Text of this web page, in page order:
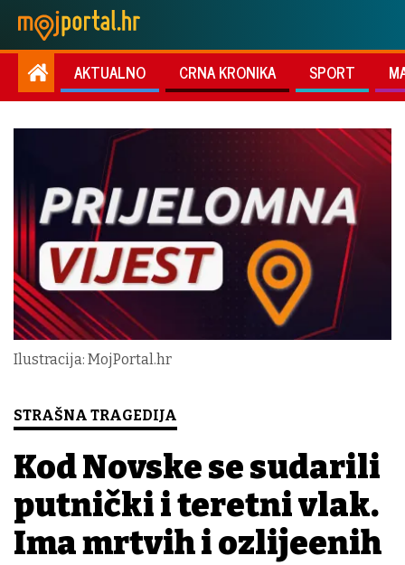
AKTUALNO CRNA KRONIKA SPORT
Ilustracija: MojPortal.hr
STRAŠNA TRAGEDIJA
Kod Novske se sudarili
putnički i teretni vlak.
Ima mrtvih i ozlijeđenih